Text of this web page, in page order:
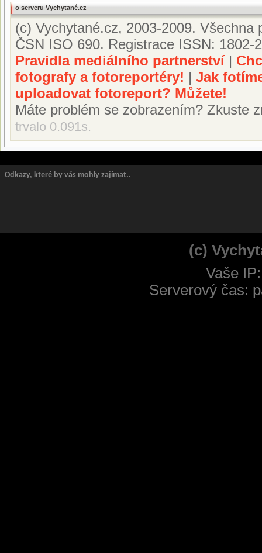
o serveru Vychytané.cz
(c) Vychytané.cz, 2003-2009.
ČSN ISO 690. Registrace ISSN: 1802-
Pravidla mediálního partnerství|
fotografy a fotoreportéry! | Jak
uploadovat fotoreport? Můžete!
Máte problém se zobrazením? Zkuste
trvalo 0.091s.
Odkazy, které by vás mohly zajímat..
(c)
Vaše
Serverový čas: